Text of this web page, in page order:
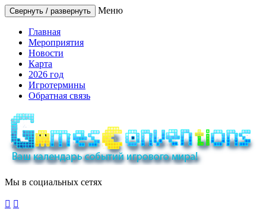
Свернуть / развернуть Меню
Главная
Мероприятия
Новости
Карта
2026 год
Игротермины
Обратная связь
Мы в социальных сетях
 